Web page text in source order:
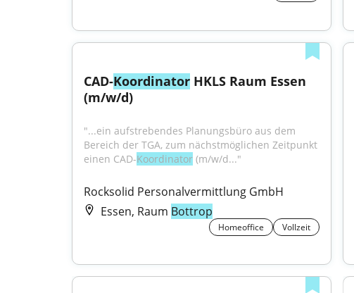
CAD-Koordinator HKLS Raum Essen
(m/w/d)
"...ein aufstrebendes Planungsbüro aus dem
Bereich der TGA, zum nächstmöglichen Zeitpunkt
einen CAD-Koordinator (m/w/d..."
Rocksolid Personalvermittlung GmbH
Essen, Raum Bottrop
Homeoffice Vollzeit